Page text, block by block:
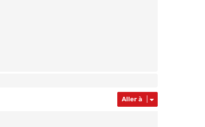
Aller à